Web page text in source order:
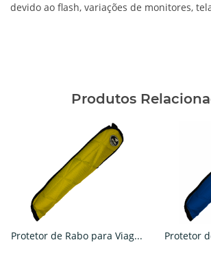
devido ao flash, variações de monitores,
Produtos
Protetor de Rabo para Viag... Protetor